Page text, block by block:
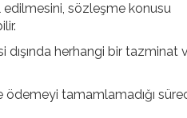
edilmesini, sözleşme konusu
dışında herhangi bir tazminat
ödemeyi tamamlamadığı